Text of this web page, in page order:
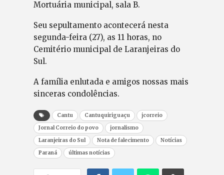
Mortuária municipal, sala B.
Seu sepultamento acontecerá nesta
segunda-feira (27), as 11 horas, no
Cemitério municipal de Laranjeiras do
Sul.
A família enlutada e amigos nossas mais
sinceras condolências.
Cantu Cantuquiriguaçu
jcorreio
Jornal Correio do povo
jornalismo
Laranjeiras do Sul
Nota de falecimento
Notícias
Paraná
últimas notícias